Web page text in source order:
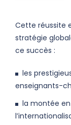
Cette réussite
stratégie
ce succès :
les
enseignants-
la montée